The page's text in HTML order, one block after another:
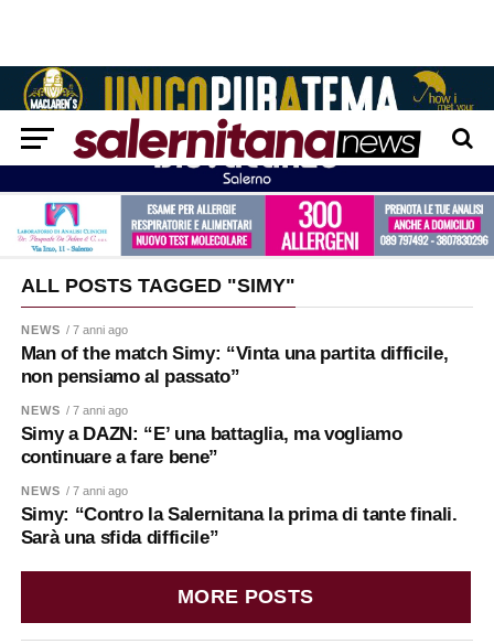
ALL POSTS TAGGED "SIMY"
NEWS / 7 anni ago
Man of the match Simy: “Vinta una partita difficile,
non pensiamo al passato”
NEWS / 7 anni ago
Simy a DAZN: “E’ una battaglia, ma vogliamo
continuare a fare bene”
NEWS / 7 anni ago
Simy: “Contro la Salernitana la prima di tante finali.
Sarà una sfida difficile”
MORE POSTS